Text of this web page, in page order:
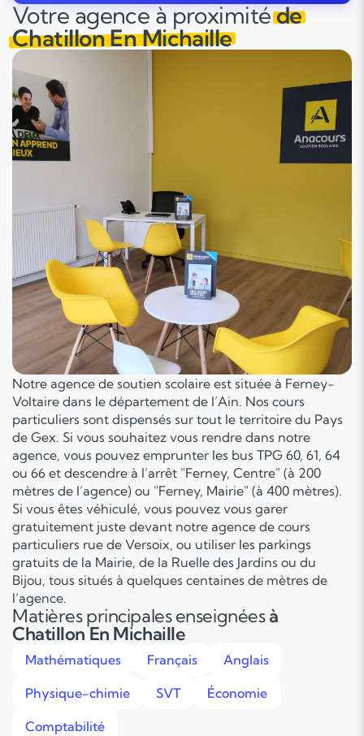
Votre agence à proximitéde
Chatillon En Michaille
Notre agence de soutien scolaire est située à Ferney-
Voltaire dans le département de l’Ain. Nos cours
particuliers sont dispensés sur tout le territoire du Pays
de Gex. Si vous souhaitez vous rendre dans notre
agence, vous pouvez emprunter les bus TPG 60, 61, 64
ou 66 et descendre à l’arrêt "Ferney, Centre" (à 200
mètres de l’agence) ou "Ferney, Mairie" (à 400 mètres).
Si vous êtes véhiculé, vous pouvez vous garer
gratuitement juste devant notre agence de cours
particuliers rue de Versoix, ou utiliser les parkings
gratuits de la Mairie, de la Ruelle des Jardins ou du
Bijou, tous situés à quelques centaines de mètres de
l’agence.
Matières principales enseignéesà
Chatillon En Michaille
Mathématiques Français Anglais
Physique-chimie SVT Économie
Comptabilité